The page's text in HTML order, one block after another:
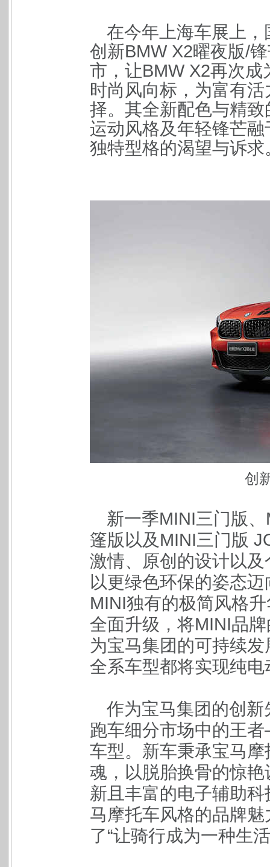
在今年上海车展上，
创新BMW X2曜夜版/
市，让BMW X2再次成
时尚风向标，为富有
择。其全新配色与精
运动风格及年轻锋芒
独特型格的渴望与诉求
创
新一季MINI三门版
篷版以及MINI三门版
激情、原创的设计以
以更绿色环保的姿态
MINI独有的极简风格
全面升级，将MINI品
为宝马集团的可持续
全系车型都将实现纯电
作为宝马集团的创
跑车细分市场中的王
车型。新车秉承宝马
魂，以脱胎换骨的惊
新且丰富的电子辅助
马摩托车风格的品牌
了“让骑行成为一种生